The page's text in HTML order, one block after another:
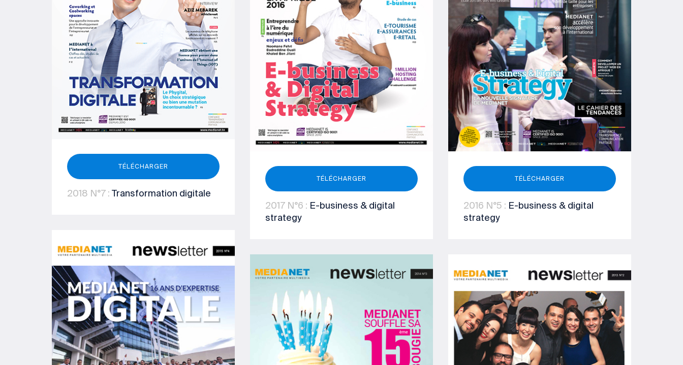
TÉLÉCHARGER
2018 N°7 : Transformation digitale
TÉLÉCHARGER
2017 N°6 : E-business & digital
strategy
TÉLÉCHARGER
2016 N°5 : E-business & digital
strategy